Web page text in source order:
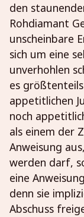
den
Rohdiamant
unscheinbare
sich um eine
unverhohlen
es
appetitlichen
noch
als einem der
Anweisung
werden darf,
eine
denn sie
Abschuss